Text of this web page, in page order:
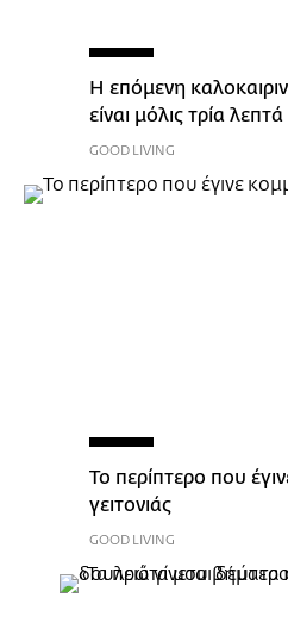
Η επόμενη
είναι μόλις τρία
GOOD LIVING
Το περίπτερο που
γειτονιάς
GOOD LIVING